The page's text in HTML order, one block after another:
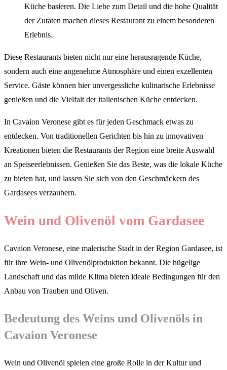
Küche basieren. Die Liebe zum Detail und die hohe Qualität
der Zutaten machen dieses Restaurant zu einem besonderen
Erlebnis.
Diese Restaurants bieten nicht nur eine herausragende Küche,
sondern auch eine angenehme Atmosphäre und einen exzellenten
Service. Gäste können hier unvergessliche kulinarische Erlebnisse
genießen und die Vielfalt der italienischen Küche entdecken.
In Cavaion Veronese gibt es für jeden Geschmack etwas zu
entdecken. Von traditionellen Gerichten bis hin zu innovativen
Kreationen bieten die Restaurants der Region eine breite Auswahl
an Speiseerlebnissen. Genießen Sie das Beste, was die lokale Küche
zu bieten hat, und lassen Sie sich von den Geschmäckern des
Gardasees verzaubern.
Wein und Olivenöl vom Gardasee
Cavaion Veronese, eine malerische Stadt in der Region Gardasee, ist
für ihre Wein- und Olivenölproduktion bekannt. Die hügelige
Landschaft und das milde Klima bieten ideale Bedingungen für den
Anbau von Trauben und Oliven.
Bedeutung des Weins und Olivenöls in
Cavaion Veronese
Wein und Olivenöl spielen eine große Rolle in der Kultur und